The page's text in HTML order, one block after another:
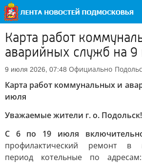
Карта работ
аварийных служб на 9
9 июля 2026, 07:48 Официально
Карта работ коммунальных и
июля
Уважаемые жители г. о. Подольск!
С 6 по 19 июля
профилактический ремонт в
период котельные по